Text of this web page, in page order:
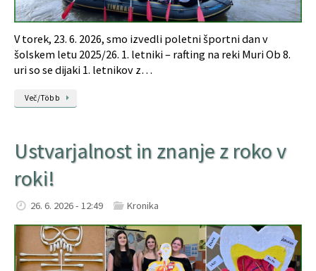
V torek, 23. 6. 2026, smo izvedli poletni športni dan v
šolskem letu 2025/26. 1. letniki – rafting na reki Muri Ob 8.
uri so se dijaki 1. letnikov z…
Več/Több
Ustvarjalnost in znanje z roko v
roki!
26. 6. 2026 - 12:49 Kronika